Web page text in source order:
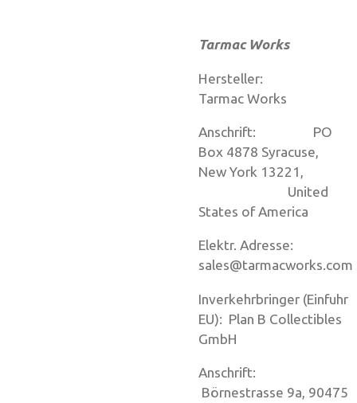
Tarmac Works
Hersteller:
Tarmac Works
Anschrift: PO
Box 4878 Syracuse,
New York 13221,
United
States of America
Elektr. Adresse:
sales@tarmacworks.com
Inverkehrbringer (Einfuhr
EU): Plan B Collectibles
GmbH
Anschrift:
Börnestrasse 9a, 90475